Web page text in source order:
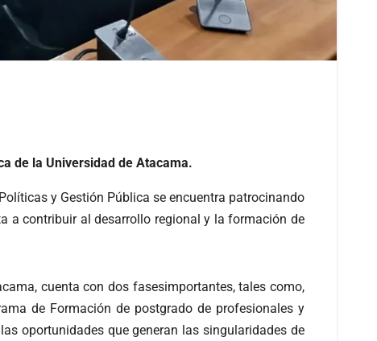
de la Universidad de Atacama.
y Gestión Pública se encuentra patrocinando
a contribuir al desarrollo regional y la formación de
cuenta con dos fasesimportantes, tales como,
de Formación de postgrado de profesionales y
oportunidades que generan las singularidades de